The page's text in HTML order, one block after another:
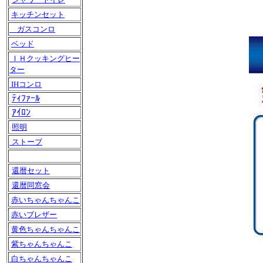
キッチンセット
ガスコンロ
ベッド
ＩＨクッキングヒー
ター
IHコンロ
ﾃｨﾌｧｰﾙ
ｱｲﾛﾝ
照明
ストーブ
還暦セット
還暦同窓会
赤いちゃんちゃんこ
赤いブレザー
黄色ちゃんちゃんこ
紫ちゃんちゃんこ
白ちゃんちゃんこ